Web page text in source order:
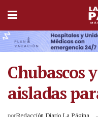
Chubascos
aisladas
porRedacción Diario La Página